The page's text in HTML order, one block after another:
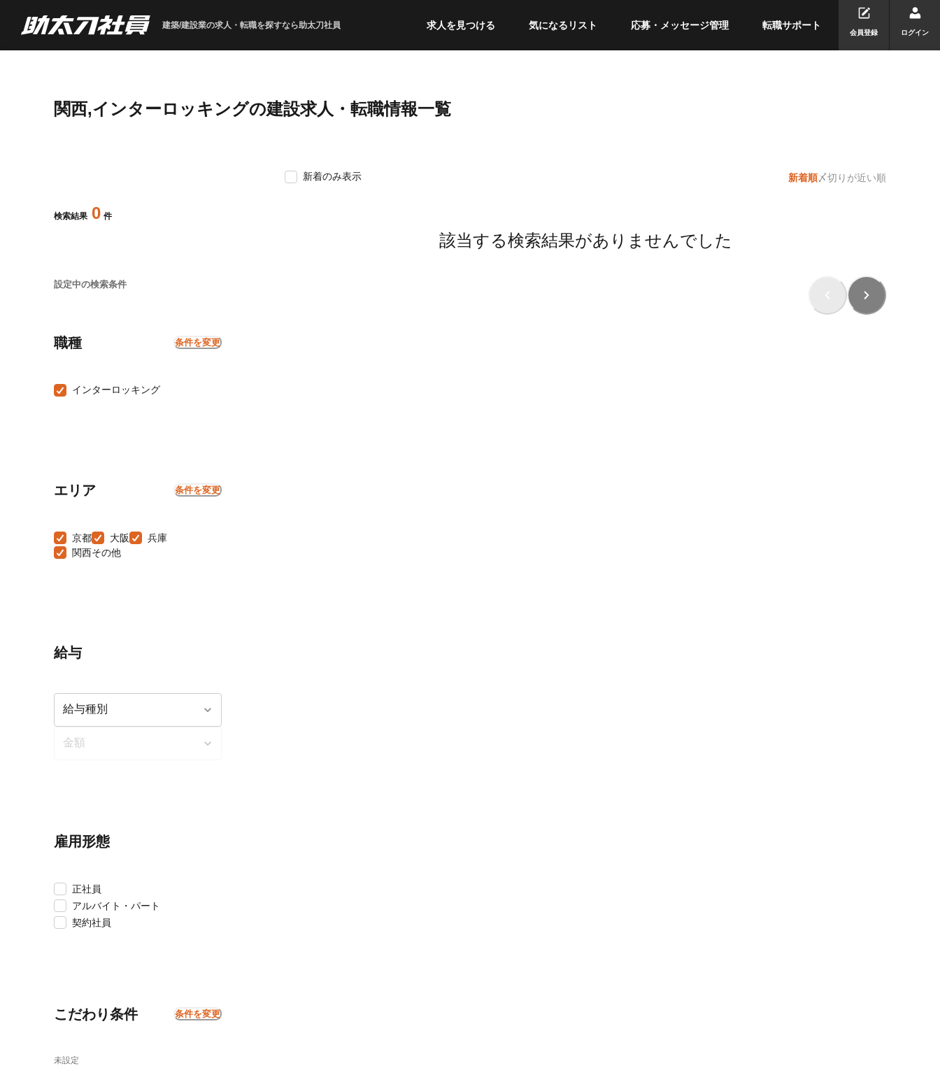
建築/建設業の求人・転職を探すなら助太刀社員 求人を見つける 気になるリスト 応募・メッセージ管理 転職サポート
会員登録 ログイン
関西,インターロッキングの建設求人・転職情報一覧
検索結果 0 件
設定中の検索条件
職種 条件を変更
インターロッキング
エリア 条件を変更
京都 大阪
兵庫
関西その他
給与
雇用形態
正社員
アルバイト・パート
契約社員
こだわり条件 条件を変更
未設定
新着のみ表示 新着順〆切りが近い順
該当する検索結果がありませんでした